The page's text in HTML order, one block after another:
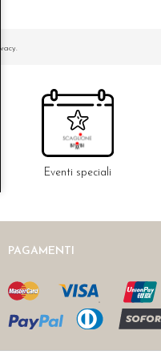
Eventi speciali
PAGAMENTI